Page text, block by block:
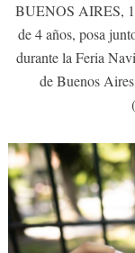
BUENOS AIRES,
de 4 años, posa
durante la Feria
de Buenos